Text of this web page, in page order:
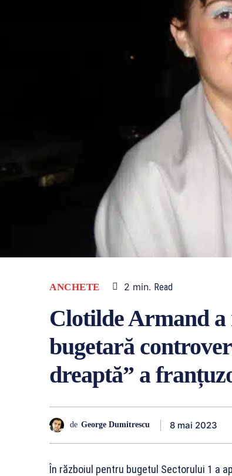
ANCHETE 2 min. Read
Clotilde Armand a
bugetară
dreaptă” a
de George Dumitrescu 8 mai 2023
În războiul pentru bugetul Sectorului 1 a